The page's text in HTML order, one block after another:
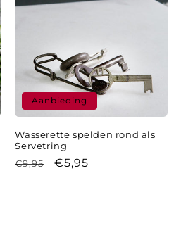
Aanbieding
Wasserette spelden rond als
Servetring
Normale
€9,95 Aanbiedingsprijs
€5,95